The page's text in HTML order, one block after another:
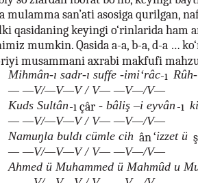
mulamma san’ati asosiga qurilgan,
qasidaning keyingi o‘rinlarida ham
mumkin. Qasida a-a, b-a, d-a …
musammani axrabi makfufi
Mihmân-ı sadr-ı suffe -imi‘râc-ı Rûh-
— —V/—V—V / V— —V—/V—
Kuds Sultân-ı çâr - bâliş –i eyvân -ı
— —V/—V—V / V— —V—/V—
Namuŋla buldı cümle cih ân‘izzet ü
— —V/—V—V / V— —V—/V—
Ahmed ü Muhammed ü Mahmûd u